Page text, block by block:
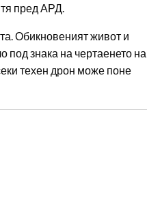
тя пред АРД.
Обикновеният живот и
знака на чертаенето на
техен дрон може поне